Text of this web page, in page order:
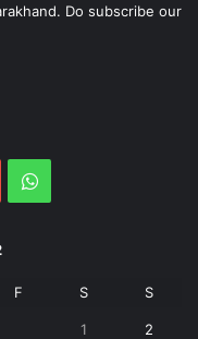
Do subscribe our
YouTubeWhatsApp
F S S
1 2